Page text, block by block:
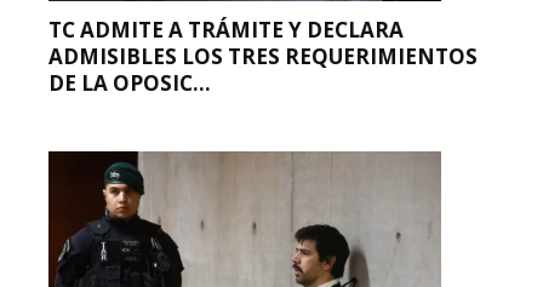
TC ADMITE A TRÁMITE Y DECLARA
ADMISIBLES LOS TRES REQUERIMIENTOS
DE LA OPOSIC...